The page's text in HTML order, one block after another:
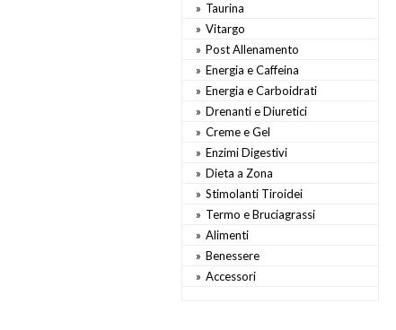
Taurina
Vitargo
Post Allenamento
Energia e Caffeina
Energia e Carboidrati
Drenanti e Diuretici
Creme e Gel
Enzimi Digestivi
Dieta a Zona
Stimolanti Tiroidei
Termo e Bruciagrassi
Alimenti
Benessere
Accessori